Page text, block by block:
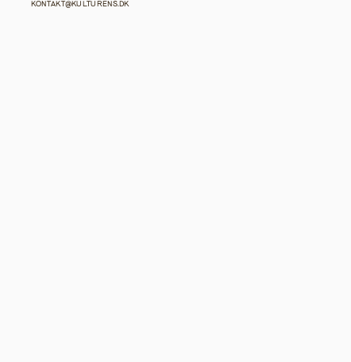
KONTAKT@KULTURENS.DK